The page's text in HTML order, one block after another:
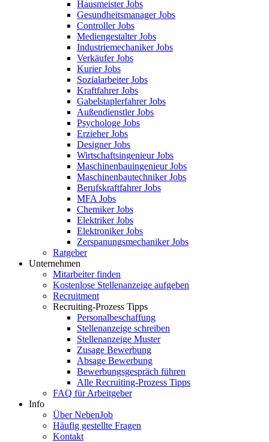
Hausmeister Jobs
Gesundheitsmanager Jobs
Controller Jobs
Mediengestalter Jobs
Industriemechaniker Jobs
Verkäufer Jobs
Kurier Jobs
Sozialarbeiter Jobs
Kraftfahrer Jobs
Gabelstaplerfahrer Jobs
Außendienstler Jobs
Psychologe Jobs
Erzieher Jobs
Designer Jobs
Wirtschaftsingenieur Jobs
Maschinenbauingenieur Jobs
Maschinenbautechniker Jobs
Berufskraftfahrer Jobs
MFA Jobs
Chemiker Jobs
Elektriker Jobs
Elektroniker Jobs
Zerspanungsmechaniker Jobs
Ratgeber
Unternehmen
Mitarbeiter finden
Kostenlose Stellenanzeige aufgeben
Recruitment
Recruiting-Prozess Tipps
Personalbeschaffung
Stellenanzeige schreiben
Stellenanzeige Muster
Zusage Bewerbung
Absage Bewerbung
Bewerbungsgespräch führen
Alle Recruiting-Prozess Tipps
FAQ für Arbeitgeber
Info
Über NebenJob
Häufig gestellte Fragen
Kontakt